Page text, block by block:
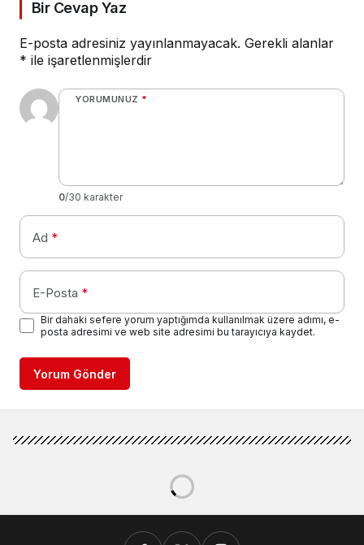
Bir Cevap Yaz
E-posta adresiniz yayınlanmayacak. Gerekli alanlar
* ile işaretlenmişlerdir
YORUMUNUZ *
0/30 karakter
Ad *
E-Posta *
Bir dahaki sefere yorum yaptığımda kullanılmak üzere adımı, e-
posta adresimi ve web site adresimi bu tarayıcıya kaydet.
Yorum Gönder